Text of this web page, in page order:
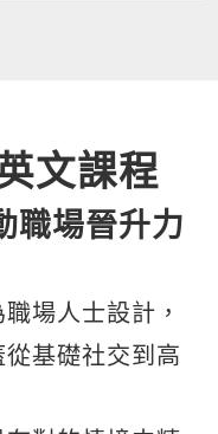
文課程
職場晉升力
場人士設計，
基礎社交到高